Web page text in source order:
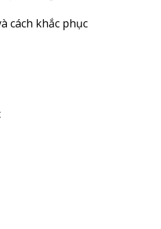
cách khắc phục